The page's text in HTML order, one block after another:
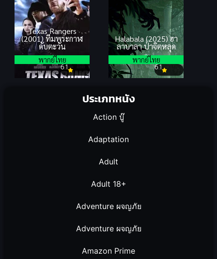
ประเภทหนัง
Action บู๊
Adaptation
Adult
Adult 18+
Adventure ผจญภัย
Adventure ผจญภัย
Amazon Prime
Texas Rangers
(2001) ทีมพระกาฬ
ดับตะวัน
6.1
พากย์ไทย
Halabala (2025) ฮา
ลาบาลา ป่าจิตหลุด
6.1
พากย์ไทย